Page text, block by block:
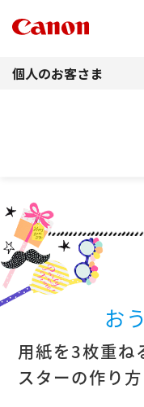
個人のお客さま
お
用紙を3枚重ね
スターの作り方